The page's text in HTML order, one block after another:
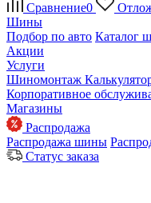
Сравнение0
Шины
Подбор по авто Каталог
Акции
Услуги
Шиномонтаж
Корпоративное
Магазины
Распродажа
Распродажа шины
Статус заказа